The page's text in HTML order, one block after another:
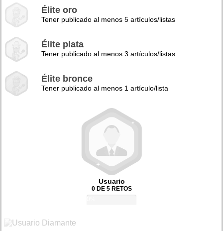
Élite oro
Tener publicado al menos 5 artículos/listas
Élite plata
Tener publicado al menos 3 artículos/listas
Élite bronce
Tener publicado al menos 1 artículo/lista
Usuario
0 DE 5 RETOS